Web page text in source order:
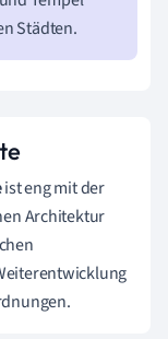
Städten.
ist eng mit der
Architektur